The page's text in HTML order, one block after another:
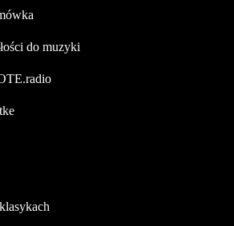
do muzyki